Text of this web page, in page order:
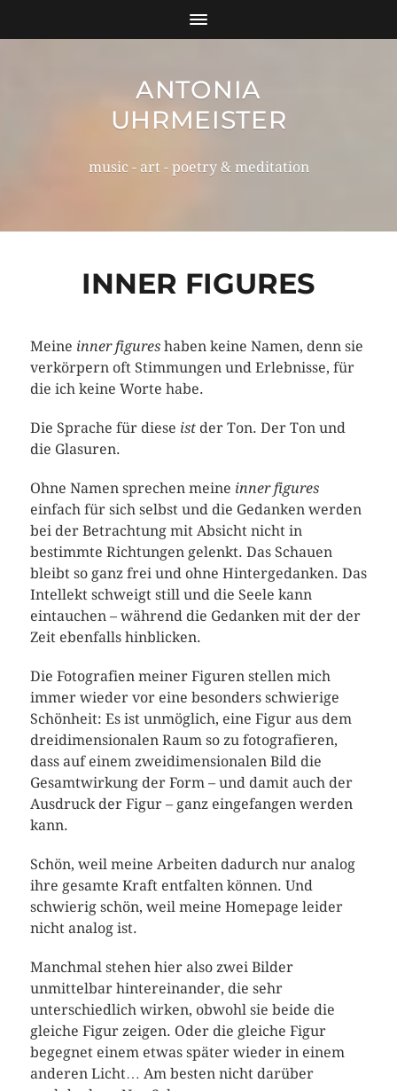
ANTONIA
UHRMEISTER
music - art - poetry & meditation
INNER FIGURES
Meine inner figureshaben keine Namen, denn sie
verkörpern oft Stimmungen und Erlebnisse, für
die ich keine Worte habe.
Die Sprache für diese istder Ton. Der Ton und
die Glasuren.
Ohne Namen sprechen meine inner figures
einfach für sich selbst und die Gedanken werden
bei der Betrachtung mit Absicht nicht in
bestimmte Richtungen gelenkt. Das Schauen
bleibt so ganz frei und ohne Hintergedanken. Das
Intellekt schweigt still und die Seele kann
eintauchen – während die Gedanken mit der der
Zeit ebenfalls hinblicken.
Die Fotografien meiner Figuren stellen mich
immer wieder vor eine besonders schwierige
Schönheit: Es ist unmöglich, eine Figur aus dem
dreidimensionalen Raum so zu fotografieren,
dass auf einem zweidimensionalen Bild die
Gesamtwirkung der Form – und damit auch der
Ausdruck der Figur – ganz eingefangen werden
kann.
Schön, weil meine Arbeiten dadurch nur analog
ihre gesamte Kraft entfalten können. Und
schwierig schön, weil meine Homepage leider
nicht analog ist.
Manchmal stehen hier also zwei Bilder
unmittelbar hintereinander, die sehr
unterschiedlich wirken, obwohl sie beide die
gleiche Figur zeigen. Oder die gleiche Figur
begegnet einem etwas später wieder in einem
anderen Licht… Am besten nicht darüber